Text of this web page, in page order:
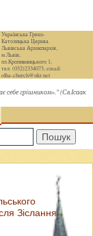
Українська Греко-
Католицька Церква.
Львівська Архиєпархія,
м.Львів,
пл.Кропивницького 1,
тел. (032)2334073, email:
olha-church@ukr.net
себе грішником»." (Св.Ісаак
Пошук
Зіслання